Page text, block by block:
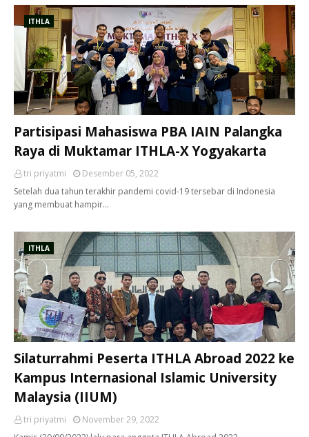
ITHLA
Partisipasi Mahasiswa PBA IAIN Palangka
Raya di Muktamar ITHLA-X Yogyakarta
tri priyatmi
Desember 05, 2022
Setelah dua tahun terakhir pandemi covid-19 tersebar di Indonesia
yang membuat hampir…
ITHLA
Silaturrahmi Peserta ITHLA Abroad 2022 ke
Kampus Internasional Islamic University
Malaysia (IIUM)
tri priyatmi
November 29, 2022